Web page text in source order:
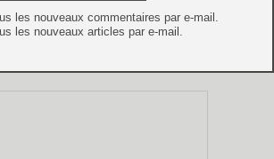
les nouveaux commentaires par e-mail.
les nouveaux articles par e-mail.